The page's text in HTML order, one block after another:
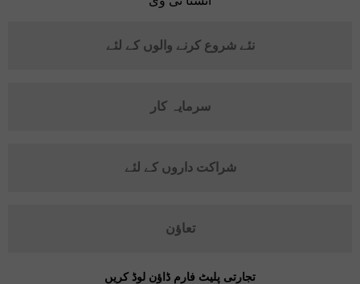
نئے شروع کرنے والوں کے لئے
سرمایہ کار
شراکت داروں کے لئے
تعاؤن
تجارتی پلیٹ فارم ڈاؤن لوڈ کریں